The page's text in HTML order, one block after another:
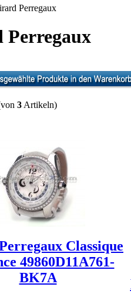
Perregaux
3 Artikeln)
Classique
49860D11A761-
BK7A